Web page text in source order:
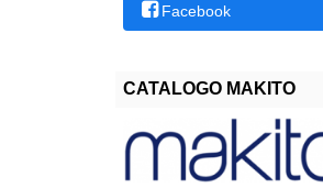
Facebook
CATALOGO MAKITO